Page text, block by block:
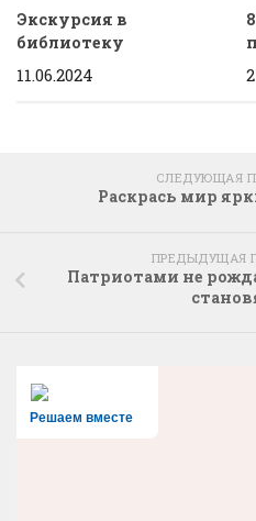
Экскурсия в
библиотеку
11.06.2024
СЛЕДУЮЩАЯ
Раскрась мир
ПРЕДЫДУЩАЯ
Патриотами не
Решаем вместе